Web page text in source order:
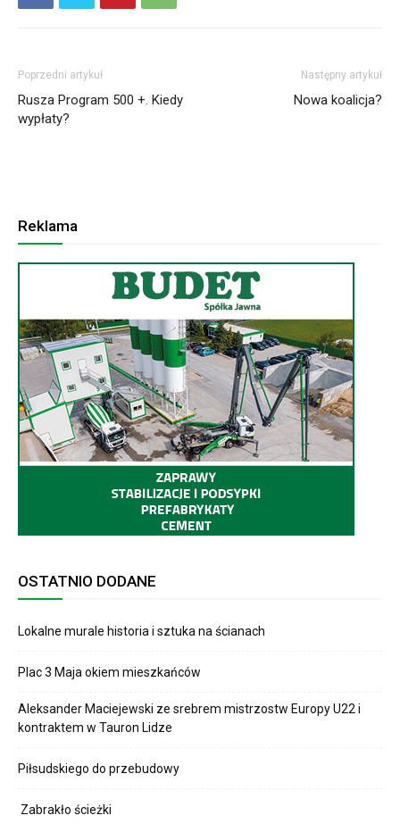
Poprzedni artykuł
Rusza Program 500 +. Kiedy
wypłaty?
Następny artykuł
Nowa koalicja?
Reklama
OSTATNIO DODANE
Lokalne murale historia i sztuka na ścianach
Plac 3 Maja okiem mieszkańców
Aleksander Maciejewski ze srebrem mistrzostw Europy U22 i
kontraktem w Tauron Lidze
Piłsudskiego do przebudowy
Zabrakło ścieżki